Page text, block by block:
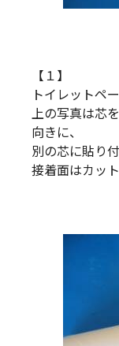
【１】
トイレットペ
上の写真は芯
向きに、
別の芯に貼り付
接着面はカッ